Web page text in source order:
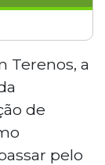
sofreu
ao colidir
Ele caiu
olho
Terenos, a
de
pelo